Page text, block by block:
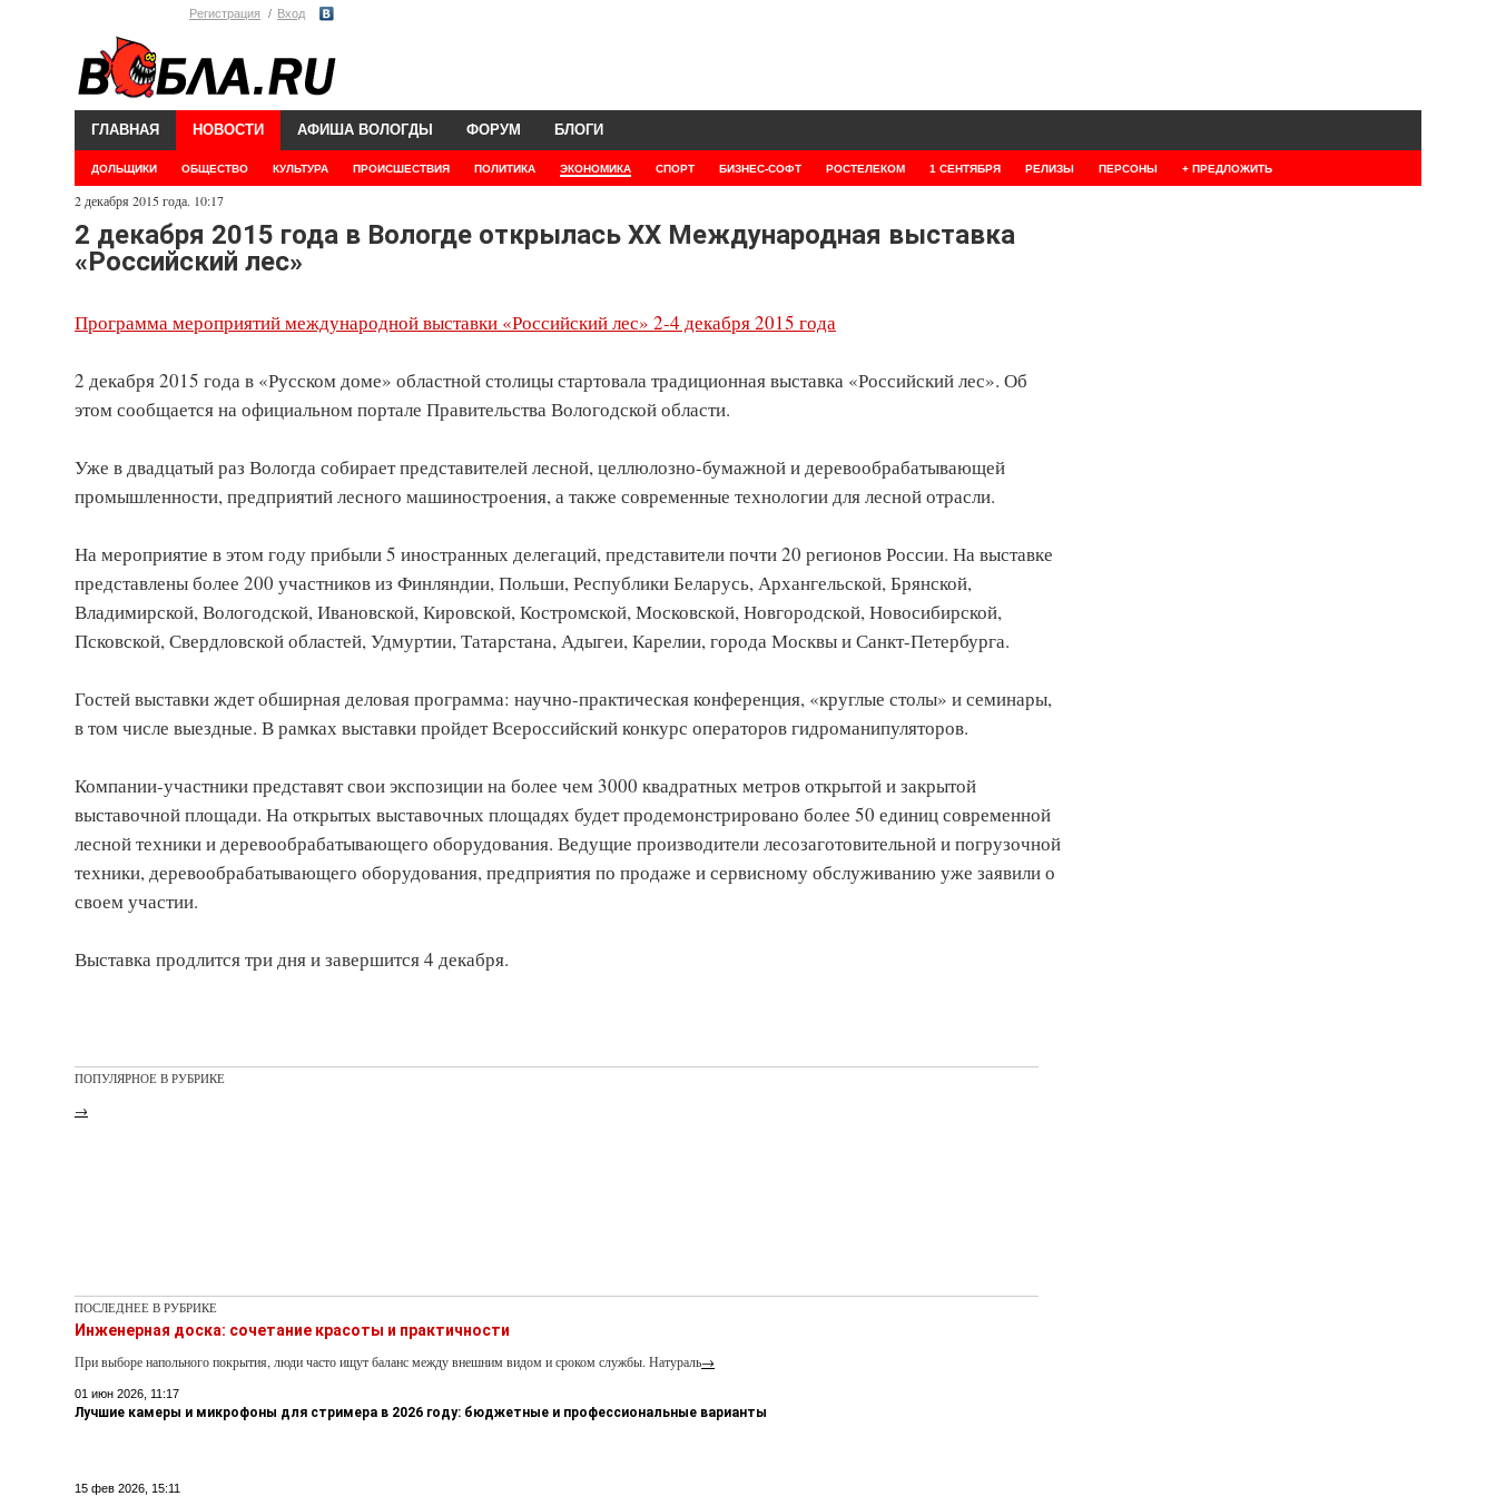
Регистрация Вход
ГЛАВНАЯ НОВОСТИ
ДОЛЬЩИКИ ОБЩЕСТВО КУЛЬТУРА ПРОИСШЕСТВИЯ ПОЛИТИКА ЭКОНОМИКА СПОРТ БИЗНЕС-СОФТ РОСТЕЛЕКОМ 1 СЕНТЯБРЯ РЕЛИЗЫ ПЕРСОНЫ + ПРЕДЛОЖИТЬ
АФИША ВОЛОГДЫ ФОРУМ БЛОГИ
2 декабря 2015 года. 10:17
2 декабря 2015 года в Вологде открылась XX Международная выставка
«Российский лес»
Программа мероприятий международной выставки «Российский лес» 2-4 декабря 2015 года
2 декабря 2015 года в «Русском доме» областной столицы стартовала традиционная выставка «Российский лес». Об
этом сообщается на официальном портале Правительства Вологодской области.
Уже в двадцатый раз Вологда собирает представителей лесной, целлюлозно-бумажной и деревообрабатывающей
промышленности, предприятий лесного машиностроения, а также современные технологии для лесной отрасли.
На мероприятие в этом году прибыли 5 иностранных делегаций, представители почти 20 регионов России. На выставке
представлены более 200 участников из Финляндии, Польши, Республики Беларусь, Архангельской, Брянской,
Владимирской, Вологодской, Ивановской, Кировской, Костромской, Московской, Новгородской, Новосибирской,
Псковской, Свердловской областей, Удмуртии, Татарстана, Адыгеи, Карелии, города Москвы и Санкт-Петербурга.
Гостей выставки ждет обширная деловая программа: научно-практическая конференция, «круглые столы» и семинары,
в том числе выездные. В рамках выставки пройдет Всероссийский конкурс операторов гидроманипуляторов.
Компании-участники представят свои экспозиции на более чем 3000 квадратных метров открытой и закрытой
выставочной площади. На открытых выставочных площадях будет продемонстрировано более 50 единиц современной
лесной техники и деревообрабатывающего оборудования. Ведущие производители лесозаготовительной и погрузочной
техники, деревообрабатывающего оборудования, предприятия по продаже и сервисному обслуживанию уже заявили о
своем участии.
Выставка продлится три дня и завершится 4 декабря.
ПОПУЛЯРНОЕ В РУБРИКЕ
→
ПОСЛЕДНЕЕ В РУБРИКЕ
Инженерная доска: сочетание красоты и практичности
При выборе напольного покрытия, люди часто ищут баланс между внешним видом и сроком службы. Натураль→
01 июн 2026, 11:17
Лучшие камеры и микрофоны для стримера в 2026 году: бюджетные и профессиональные варианты
15 фев 2026, 15:11